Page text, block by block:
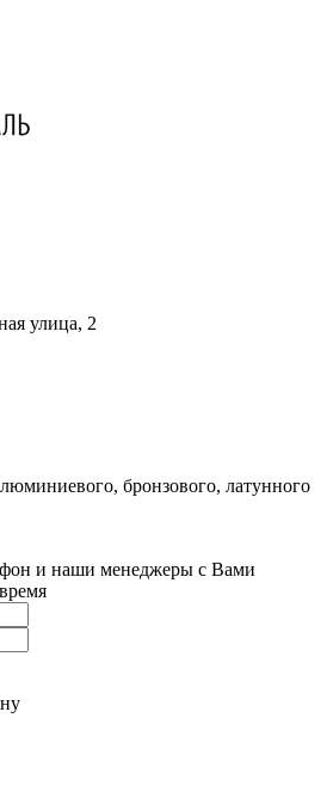
улица, 2
бронзового, латунного
и наши менеджеры с Вами